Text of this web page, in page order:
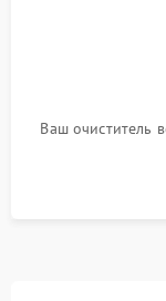
Ваш очиститель